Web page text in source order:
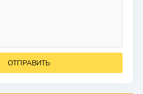
ОТПРАВИТЬ